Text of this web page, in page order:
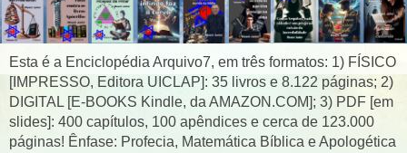
Esta é a Enciclopédia Arquivo7, em três formatos: 1) FÍSICO
[IMPRESSO, Editora UICLAP]: 35 livros e 8.122 páginas; 2)
DIGITAL [E-BOOKS Kindle, da AMAZON.COM]; 3) PDF [em
slides]: 400 capítulos, 100 apêndices e cerca de 123.000
páginas! Ênfase: Profecia, Matemática Bíblica e Apologética